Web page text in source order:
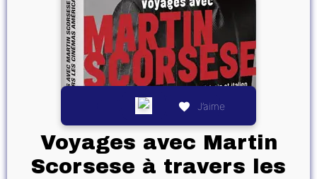
J’aime
Voyages avec Martin
Scorsese à travers les